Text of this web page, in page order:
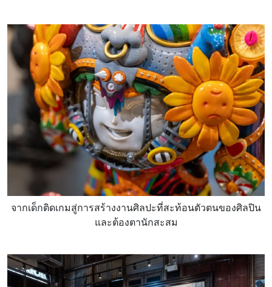
จากเด็กติดเกมสู่การสร้างงานศิลปะที่สะท้อนตัวตนของศิลปิน
และต้องตานักสะสม